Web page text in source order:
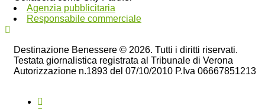
Agenzia pubblicitaria
Responsabile commerciale
Destinazione Benessere © 2026. Tutti i diritti riservati.
Testata giornalistica registrata al Tribunale di Verona
Autorizzazione n.1893 del 07/10/2010 P.Iva 06667851213